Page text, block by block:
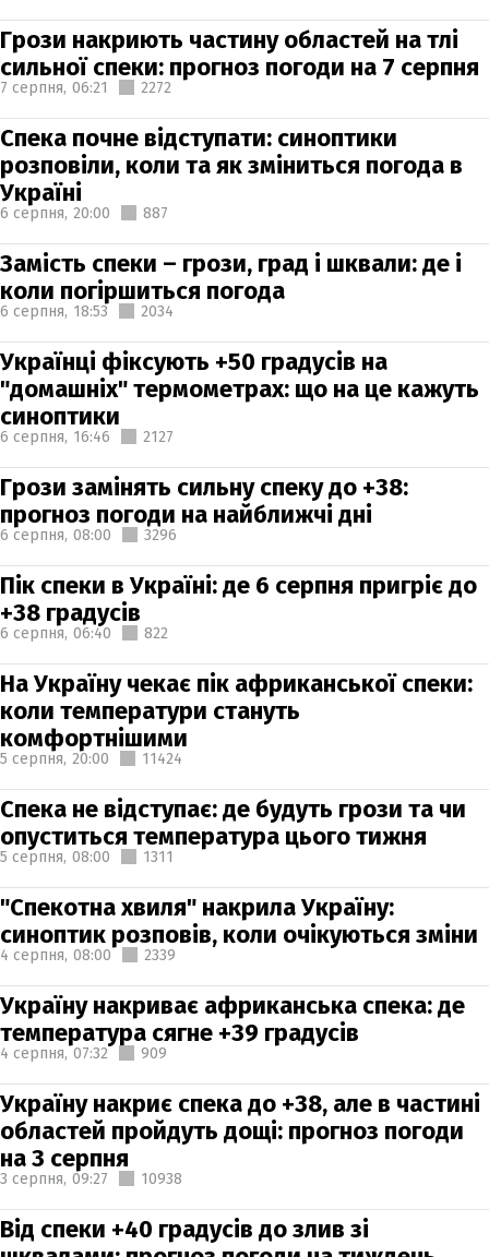
Грози накриють частину областей на тлі
сильної спеки: прогноз погоди на 7 серпня
7 серпня, 06:21 2272
Спека почне відступати: синоптики
розповіли, коли та як зміниться погода в
Україні
6 серпня, 20:00 887
Замість спеки – грози, град і шквали: де і
коли погіршиться погода
6 серпня, 18:53 2034
Українці фіксують +50 градусів на
"домашніх" термометрах: що на це кажуть
синоптики
6 серпня, 16:46 2127
Грози замінять сильну спеку до +38:
прогноз погоди на найближчі дні
6 серпня, 08:00 3296
Пік спеки в Україні: де 6 серпня пригріє до
+38 градусів
6 серпня, 06:40 822
На Україну чекає пік африканської спеки:
коли температури стануть
комфортнішими
5 серпня, 20:00 11424
Спека не відступає: де будуть грози та чи
опуститься температура цього тижня
5 серпня, 08:00 1311
"Спекотна хвиля" накрила Україну:
синоптик розповів, коли очікуються зміни
4 серпня, 08:00 2339
Україну накриває африканська спека: де
температура сягне +39 градусів
4 серпня, 07:32 909
Україну накриє спека до +38, але в частині
областей пройдуть дощі: прогноз погоди
на 3 серпня
3 серпня, 09:27 10938
Від спеки +40 градусів до злив зі